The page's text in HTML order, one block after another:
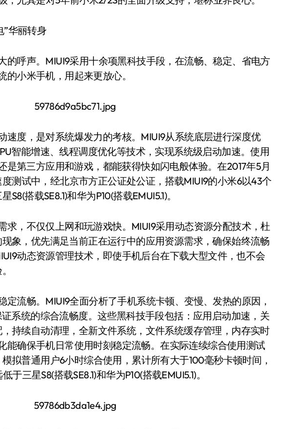
”华丽转身
的呼声。MIUI9采用十余项黑科技手段，在流畅、稳定、省电方
小米手机，用起来更放心。
速度，是对系统爆发力的考核。MIUI9从系统底层进行深度优
智能增速、线程调度优化等技术，实现系统级启动加速。使用
是第三方应用和游戏，都能获得快如闪电般体验。在2017年5月
测试中，经北京市方正公证处公证，搭载MIUI9的小米6以43个
搭载SE8.1)和华为P10(搭载EMUI5.1)。
求，不仅仅上网和玩游戏快。MIUI9采用动态资源分配技术，杜
象，优先满足当前正在运行中的应用资源需求，确保始终流畅
动态资源管理技术，即使手机后台在下载大型文件，也不会
定流畅。MIUI9全面分析了手机系统卡顿、变慢、发热的原因，
系统的综合流畅度。这些黑科技手段包括：应用启动加速，关
持续自动清理，全新文件系统，文件系统缓存管理，内存实时
能确保手机日常使用时刻稳定流畅。在实际连续综合使用测试
拟普通用户6小时综合使用，累计所有大于100毫秒卡顿时间，
三星S8(搭载SE8.1)和华为P10(搭载EMUI5.1)。